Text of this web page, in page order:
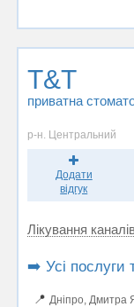
T&T
приватна
р-н. Центральний
Додати
відгук
Лікування
➡️ Усі послуги
📍 Дніпро, Дмитра